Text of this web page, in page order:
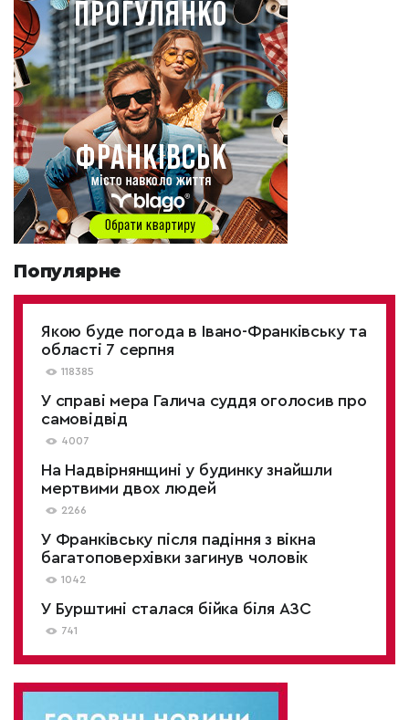
Популярне
Якою буде погода в Івано-Франківську та
області 7 серпня
118385
У справі мера Галича суддя оголосив про
самовідвід
4007
На Надвірнянщині у будинку знайшли
мертвими двох людей
2266
У Франківську після падіння з вікна
багатоповерхівки загинув чоловік
1042
У Бурштині сталася бійка біля АЗС
741